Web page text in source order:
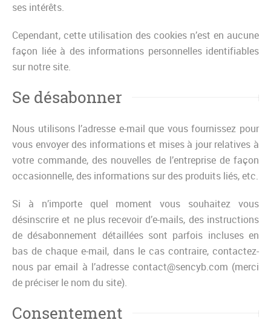
ses intérêts.
Cependant, cette utilisation des cookies n’est en aucune
façon liée à des informations personnelles identifiables
sur notre site.
Se désabonner
Nous utilisons l’adresse e-mail que vous fournissez pour
vous envoyer des informations et mises à jour relatives à
votre commande, des nouvelles de l’entreprise de façon
occasionnelle, des informations sur des produits liés, etc.
Si à n’importe quel moment vous souhaitez vous
désinscrire et ne plus recevoir d’e-mails, des instructions
de désabonnement détaillées sont parfois incluses en
bas de chaque e-mail, dans le cas contraire, contactez-
nous par email à l’adresse contact@sencyb.com (merci
de préciser le nom du site).
Consentement